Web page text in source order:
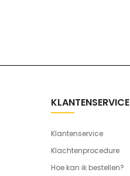
KLANTENSERVICE
Klantenservice
Klachtenprocedure
Hoe kan ik bestellen?